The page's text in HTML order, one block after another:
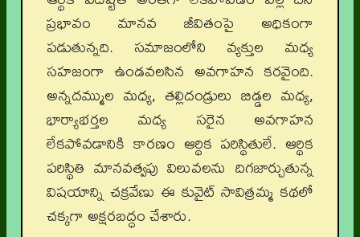
ప్రభావం మానవ జీవితంపై అధికంగా
పడుతున్నది. సమాజంలోని వ్యక్తుల మధ్య
సహజంగా ఉండవలసిన అవగాహన కరవైంది.
అన్నదమ్ముల మధ్య, తల్లిదండ్రులు బిడ్డల మధ్య,
భార్యాభర్తల మధ్య సరైన అవగాహన
లేకపోవడానికి కారణం ఆర్థిక పరిస్థితులే. ఆర్థిక
పరిస్థితి మానవత్వపు విలువలను దిగజార్చుతున్న
విషయాన్ని చక్రవేణు ఈ కువైట్ సావిత్రమ్మ కథలో
చక్కగా అక్షరబద్ధం చేశారు.